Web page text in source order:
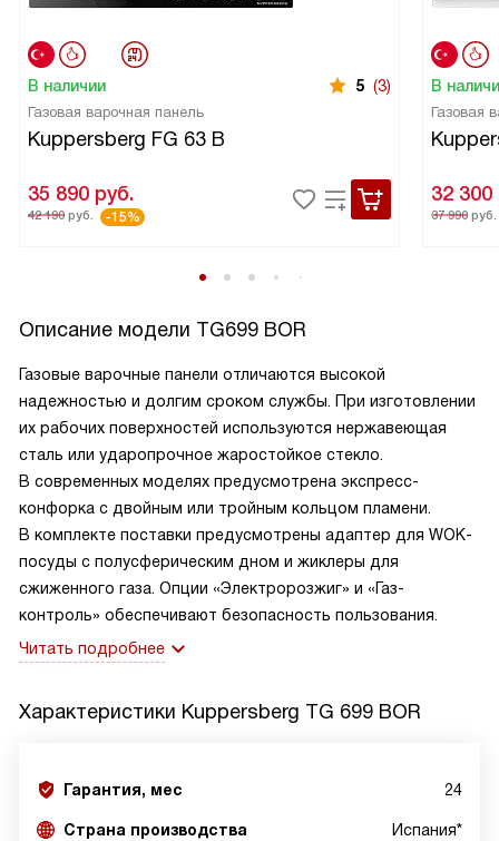
В наличии 5 (3)
Газовая варочная панель
Kuppersberg FG 63 B
35 890 руб.
42 190 руб. -15%
В
Газовая
32 300
37 990руб.
Описание модели TG699 BOR
Газовые варочные панели отличаются высокой
надежностью и долгим сроком службы. При изготовлении
их рабочих поверхностей используются нержавеющая
сталь или ударопрочное жаростойкое стекло.
В современных моделях предусмотрена экспресс-
конфорка с двойным или тройным кольцом пламени.
В комплекте поставки предусмотрены адаптер для WOK-
посуды с полусферическим дном и жиклеры для
сжиженного газа. Опции «Электророзжиг» и «Газ-
контроль» обеспечивают безопасность пользования.
Читать подробнее
Характеристики Kuppersberg TG 699 BOR
Гарантия, мес 24
Страна производства Испания*